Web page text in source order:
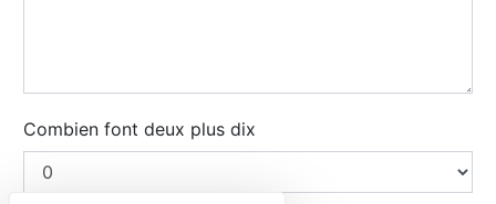
Combien font deux plus dix